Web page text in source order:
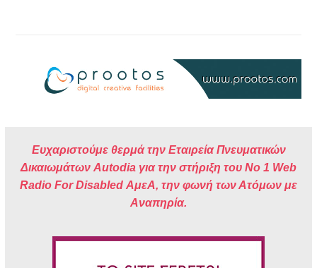
Ευχαριστούμε θερμά την Εταιρεία Πνευματικών
Δικαιωμάτων Autodia για την στήριξη του No 1 Web
Radio For Disabled ΑμεΑ, την φωνή των Ατόμων με
Αναπηρία.